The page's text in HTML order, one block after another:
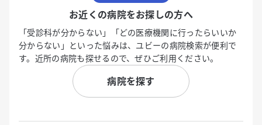
お近くの病院をお探しの方へ
「受診科が分からない」「どの医療機関に行ったらいいか
分からない」といった悩みは、ユビーの病院検索が便利で
す。近所の病院も探せるので、ぜひご利用ください。
病院を探す